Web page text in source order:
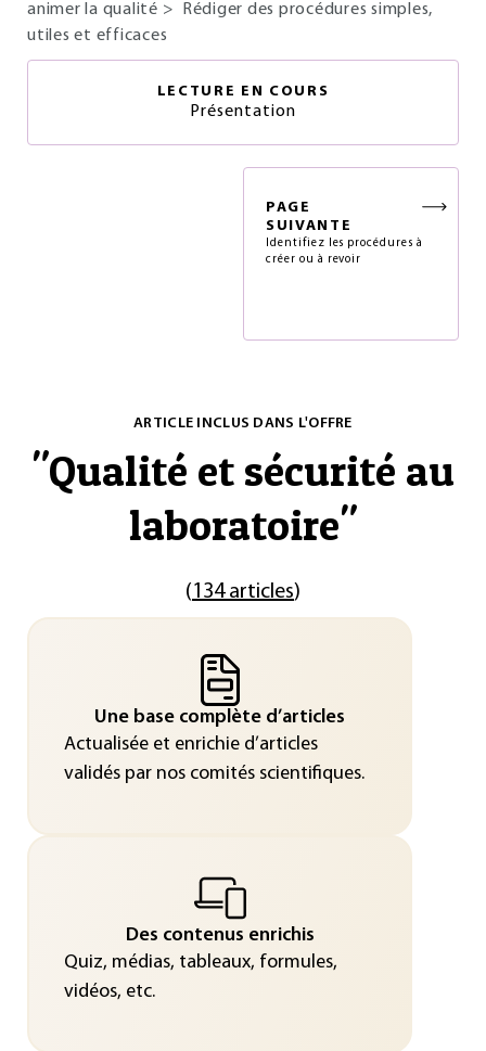
animer la qualité >
Rédiger des procédures simples,
utiles et efficaces
LECTURE EN COURS
Présentation
PAGE
SUIVANTE
Identifiez les procédures à
créer ou à revoir
ARTICLE INCLUS DANS L'OFFRE
"Qualité et sécurité au
laboratoire"
(134 articles)
Une base complète d’articles
Actualisée et enrichie d’articles
validés par nos comités scientifiques.
Des contenus enrichis
Quiz, médias, tableaux, formules,
vidéos, etc.